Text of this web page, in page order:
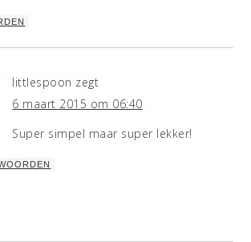
littlespoon zegt
6 maart 2015 om 06:40
Super simpel maar super lekker!